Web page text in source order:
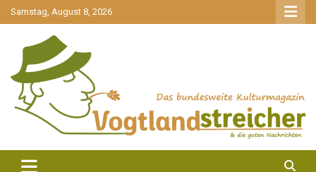
gehe
zum
Samstag, August 8, 2026
Vogtlandstreicher